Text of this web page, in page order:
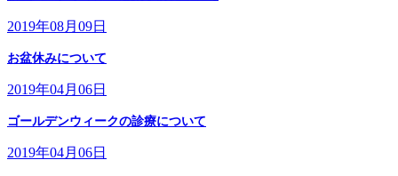
2019年08月09日
お盆休みについて
2019年04月06日
ゴールデンウィークの診療について
2019年04月06日